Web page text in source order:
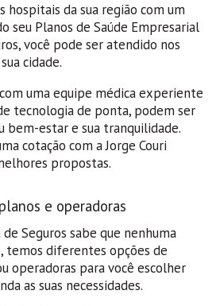
hospitais da sua região com um
seu Planos de Saúde Empresarial
você pode ser atendido nos
cidade.
uma equipe médica experiente
tecnologia de ponta, podem ser
bem-estar e sua tranquilidade.
cotação com a Jorge Couri
propostas.
e operadoras
Seguros sabe que nenhuma
temos diferentes opções de
operadoras para você escolher
as suas necessidades.